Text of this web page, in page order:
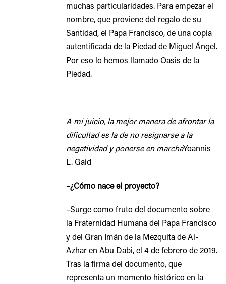
muchas particularidades. Para empezar el
nombre, que proviene del regalo de su
Santidad, el Papa Francisco, de una copia
autentificada de la Piedad de Miguel Ángel.
Por eso lo hemos llamado Oasis de la
Piedad.
A mi juicio, la mejor manera de afrontar la
dificultad es la de no resignarse a la
negatividad y ponerse en marchaYoannis
L. Gaid
–¿Cómo nace el proyecto?
–Surge como fruto del documento sobre
la Fraternidad Humana del Papa Francisco
y del Gran Imán de la Mezquita de Al-
Azhar en Abu Dabi, el 4 de febrero de 2019.
Tras la firma del documento, que
representa un momento histórico en la